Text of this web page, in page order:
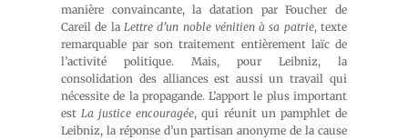
manière convaincante, la datation par Foucher de
Careil de la Lettre d’un noble vénitien à sa patrie, texte
remarquable par son traitement entièrement laïc de
l’activité politique. Mais, pour Leibniz, la
consolidation des alliances est aussi un travail qui
nécessite de la propagande. L’apport le plus important
estLa justice encouragée, qui réunit un pamphlet de
Leibniz, la réponse d’un partisan anonyme de la cause